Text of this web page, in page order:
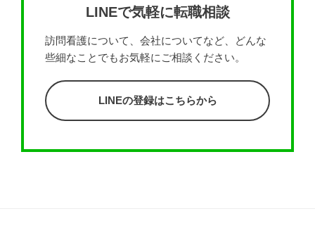
LINEで気軽に転職相談
訪問看護について、会社についてなど、どんな
些細なことでもお気軽にご相談ください。
LINEの登録はこちらから